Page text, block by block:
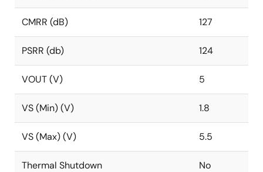
CMRR (dB) 127
PSRR (db) 124
VOUT (V) 5
VS (Min) (V) 1.8
VS (Max) (V) 5.5
Thermal Shutdown No